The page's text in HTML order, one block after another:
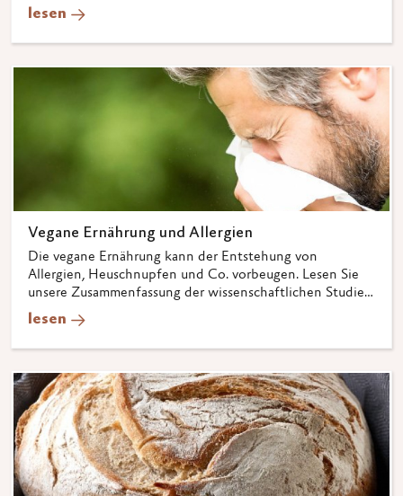
lesen
Vegane Ernährung und Allergien
Die vegane Ernährung kann der Entstehung von
Allergien, Heuschnupfen und Co. vorbeugen. Lesen Sie
unsere Zusammenfassung der wissenschaftlichen Studien
zum Thema!
lesen